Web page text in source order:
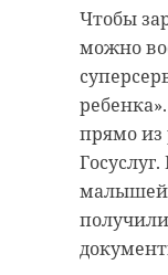
Чтобы
можно
прямо из
Госуслуг.
малышей
Около
группа
увидела
Река
перейти.
группа,
перекат
попытки
В итоге,
правил